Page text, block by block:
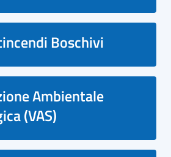
Boschivi
Ambientale
(VAS)